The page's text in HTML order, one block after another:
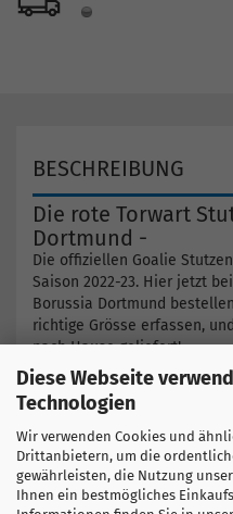
Diese Webseite
Technologien
Wir verwenden Cookies und
Drittanbietern, um die
gewährleisten, die Nutzung
Ihnen ein bestmögliches
BESCHREIBUNG
Die rote Torwart
Dortmund -
Die offiziellen Goalie
Saison 2022-23. Hier jetzt
Borussia Dortmund
richtige Grösse erfassen,
nach Hause geliefert!
Hier finden Sie weitere
Deutschland
Borussia Dortmund